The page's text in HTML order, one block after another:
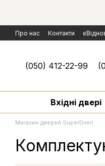
Про нас Контакти
Політика конфіденційності
(050) 412-22-99
Вхідні двері
Магазин дверей SuperDveri